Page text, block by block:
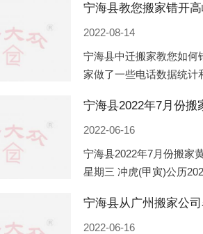
同住宅中的人，其一生中
宁海县教您搬家错开
2022-08-14
宁海县中迁搬家教您如何
家做了一些电话数据统计
最多的，网上QQ微
2022-06-16
宁海县2022年7月份搬家
星期三 冲虎(甲寅)公历
宁海县从广州搬家公
2022-06-16